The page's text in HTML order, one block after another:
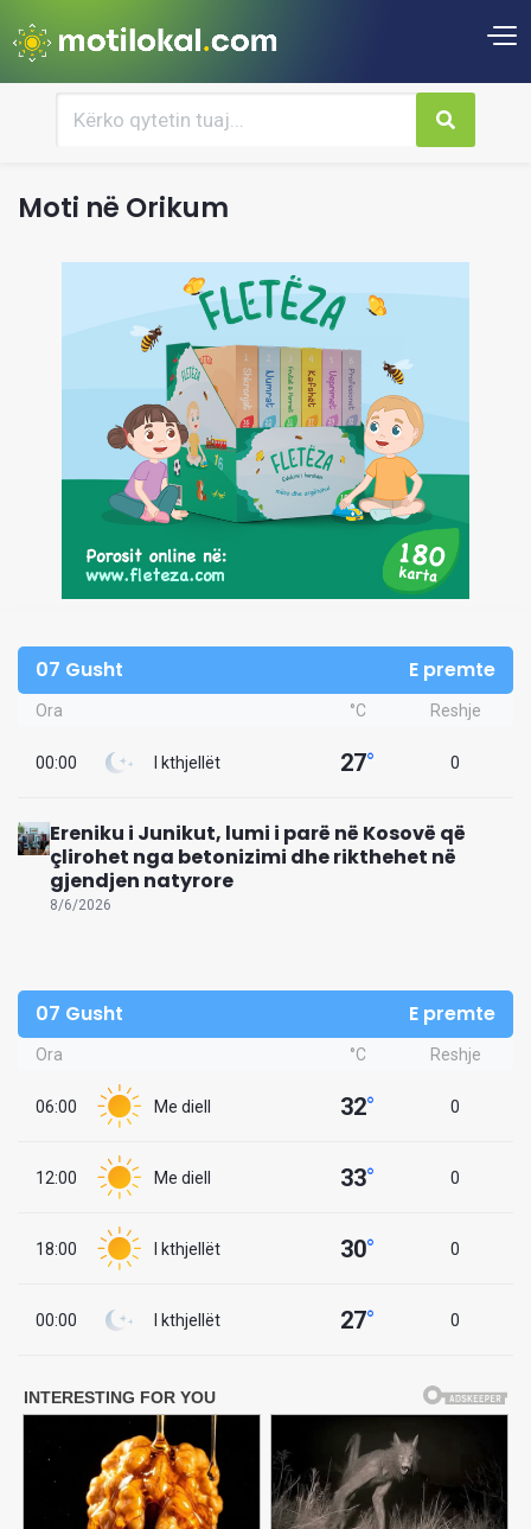
Moti në Orikum
07 Gusht E premte
Ora °C Reshje
00:00 I kthjellët 27° 0
Ereniku i Junikut, lumi i parë në Kosovë që
çlirohet nga betonizimi dhe rikthehet në
gjendjen natyrore
8/6/2026
07 Gusht E premte
Ora °C Reshje
06:00 Me diell 32° 0
12:00 Me diell 33° 0
18:00 I kthjellët 30° 0
00:00 I kthjellët 27° 0